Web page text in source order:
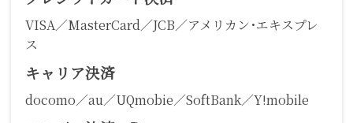
VISA／MasterCard／JCB／アメリカン･エキスプレ
ス
キャリア決済
docomo／au／UQmobie／SoftBank／Y!mobile